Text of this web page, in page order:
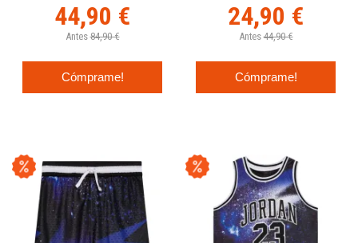
44,90 €
Antes 84,90 €
Cómprame!
24,90 €
Antes 44,90 €
Cómprame!